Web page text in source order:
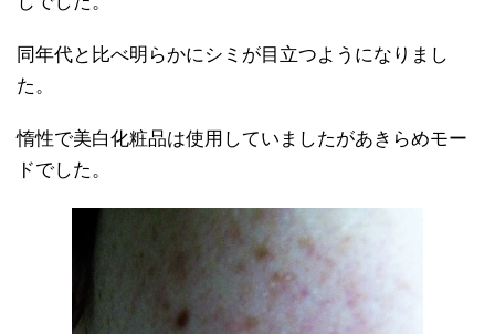
同年代と比べ明らかにシミが目立つようになりまし
た。
惰性で美白化粧品は使用していましたがあきらめモー
ドでした。